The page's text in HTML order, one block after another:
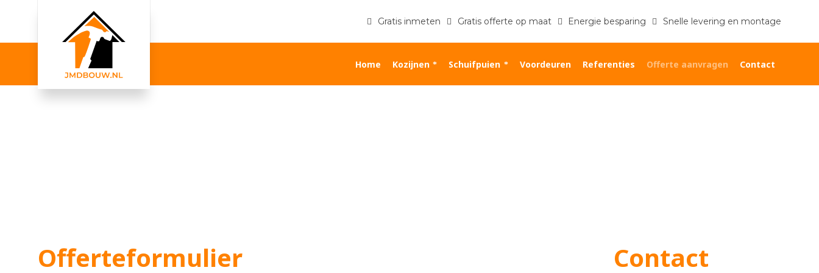
Gratis inmeten Gratis offerte op maat Energie besparing Snelle levering en montage
Home Kozijnen Schuifpuien Voordeuren Referenties Offerte aanvragen Contact
Offerteformulier Contact